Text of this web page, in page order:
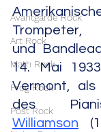
Avantgarde Rock
Art Rock
Math Rock
Prog Rock
Post Rock
Trompeter,
und
14. Mai
Vermont,
des
Williamson